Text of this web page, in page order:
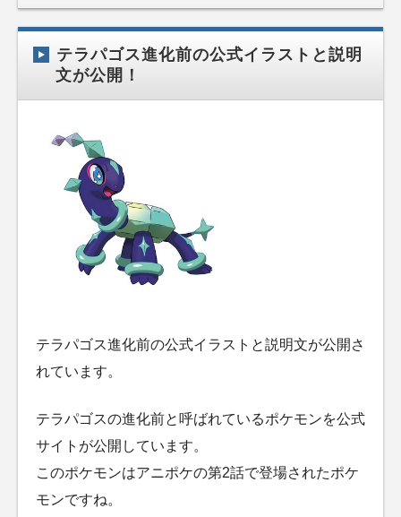
テラパゴス進化前の公式イラストと説明
文が公開！
テラパゴス進化前の公式イラストと説明文が公開さ
れています。
テラパゴスの進化前と呼ばれているポケモンを公式
サイトが公開しています。
このポケモンはアニポケの第2話で登場されたポケ
モンですね。